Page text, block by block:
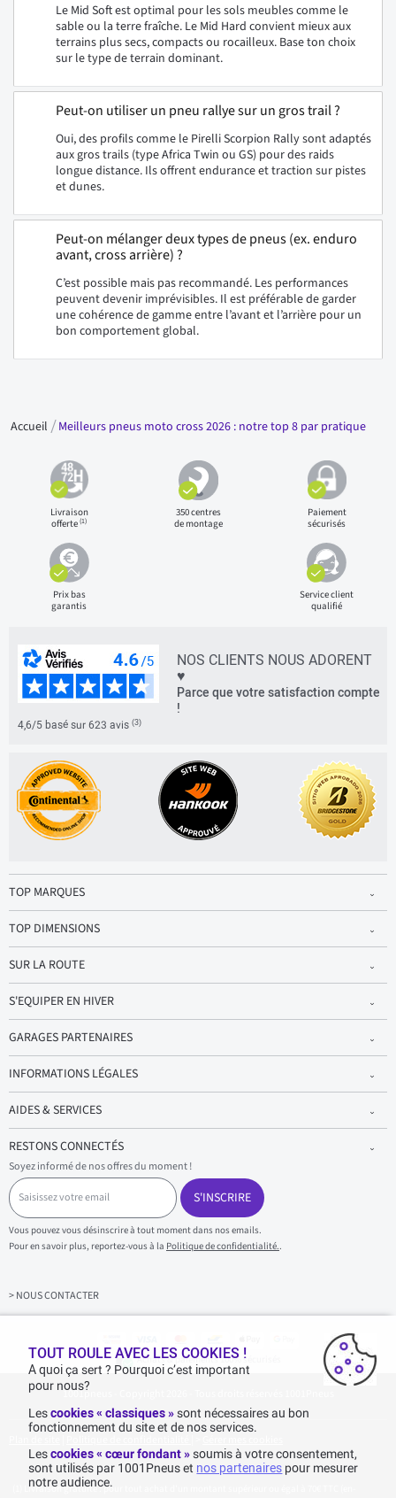
Le Mid Soft est optimal pour les sols meubles comme le
sable ou la terre fraîche. Le Mid Hard convient mieux aux
terrains plus secs, compacts ou rocailleux. Base ton choix
sur le type de terrain dominant.
Peut-on utiliser un pneu rallye sur un gros trail ?
Oui, des profils comme le Pirelli Scorpion Rally sont adaptés
aux gros trails (type Africa Twin ou GS) pour des raids
longue distance. Ils offrent endurance et traction sur pistes
et dunes.
Peut-on mélanger deux types de pneus (ex. enduro
avant, cross arrière) ?
C’est possible mais pas recommandé. Les performances
peuvent devenir imprévisibles. Il est préférable de garder
une cohérence de gamme entre l’avant et l’arrière pour un
bon comportement global.
Accueil Meilleurs pneus moto cross 2026 : notre top 8 par pratique
Livraison
offerte(1)
350 centres
de montage
Paiement
sécurisés
Prix bas
garantis
Service client
qualifié
NOS CLIENTS NOUS ADORENT
♥
Parce que votre satisfaction compte
!
4,6/5 basé sur 623 avis (3)
TOP MARQUES
TOP DIMENSIONS
SUR LA ROUTE
S'EQUIPER EN HIVER
GARAGES PARTENAIRES
INFORMATIONS LÉGALES
AIDES & SERVICES
RESTONS CONNECTÉS
Soyez informé de nos offres du moment !
S
a
i
s
i
s
z
v
S'INSCRIRE
Vous pouvez vous désinscrire à tout moment dans nos emails.
Pour en savoir plus, reportez-vous à la Politique de confidentialité..
> NOUS CONTACTER
Achats & paiements 100% sécurisés
1001pneus - Copyright 2026 - Tous droits réservés 1001Pneus
Livraison gratuite : pour tout achat d'un montant supérieur ou égal à 70€ TTC (en-
TOUT ROULE AVEC LES COOKIES !
A quoi ça sert ? Pourquoi c’est important
pour nous?
Lescookies « classiques »sont nécessaires au bon
fonctionnement du site et de nos services.
Lescookies « cœur fondant » soumis à votre consentement,
sont utilisés par 1001Pneus et nos partenaires pour mesurer
notre audience.